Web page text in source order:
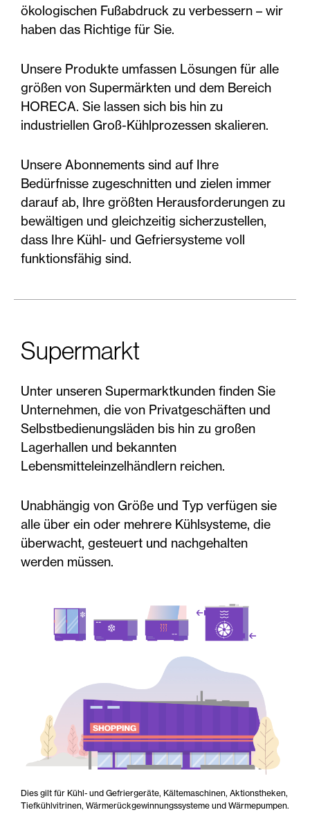
ökologischen Fußabdruck zu verbessern – wir
haben das Richtige für Sie.
Unsere Produkte umfassen Lösungen für alle
größen von Supermärkten und dem Bereich
HORECA. Sie lassen sich bis hin zu
industriellen Groß-Kühlprozessen skalieren.
Unsere Abonnements sind auf Ihre
Bedürfnisse zugeschnitten und zielen immer
darauf ab, Ihre größten Herausforderungen zu
bewältigen und gleichzeitig sicherzustellen,
dass Ihre Kühl- und Gefriersysteme voll
funktionsfähig sind.
Supermarkt
Unter unseren Supermarktkunden finden Sie
Unternehmen, die von Privatgeschäften und
Selbstbedienungsläden bis hin zu großen
Lagerhallen und bekannten
Lebensmitteleinzelhändlern reichen.
Unabhängig von Größe und Typ verfügen sie
alle über ein oder mehrere Kühlsysteme, die
überwacht, gesteuert und nachgehalten
werden müssen.
Dies gilt für Kühl- und Gefriergeräte, Kältemaschinen, Aktionstheken,
Tiefkühlvitrinen, Wärmerückgewinnungssysteme und Wärmepumpen.